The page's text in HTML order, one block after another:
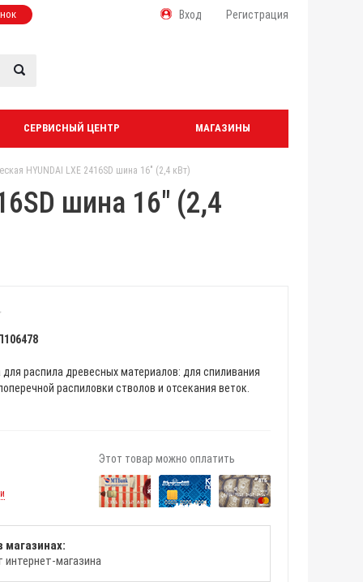
Вход Регистрация
СЕРВИСНЫЙ ЦЕНТР МАГАЗИНЫ
HYUNDAI LXE 2416SD шина 16" (2,4 кВт)
шина 16" (2,4
для распила древесных материалов: для спиливания
распиловки стволов и отсекания веток.
Этот товар можно оплатить
магазинах:
интернет-магазина